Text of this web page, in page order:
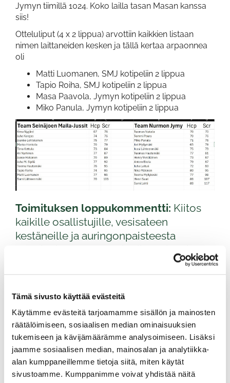
Tämä sivusto käyttää evästeitä
Käytämme evästeitä tarjoamamme sisällön ja mainosten
räätälöimiseen, sosiaalisen median ominaisuuksien
tukemiseen ja kävijämäärämme analysoimiseen. Lisäksi
jaamme sosiaalisen median, mainosalan ja analytiikka-
alan kumppaneillemme tietoja siitä, miten käytät
sivustoamme. Kumppanimme voivat yhdistää näitä
Jymyn tiimillä 1024. Koko lailla tasan Masan kanssa
siis!
Otteluliput (4 x 2 lippua) arvottiin kaikkien listaan
nimen laittaneiden kesken ja tällä kertaa arpaonnea
oli
Matti Luomanen, SMJ kotipeliin 2 lippua
Tapio Roiha, SMJ kotipeliin 2 lippua
Masa Paavola, Jymyn kotipeliin 2 lippua
Miko Panula, Jymyn kotipeliin 2 lippua
Toimituksen loppukommentti: Kiitos
kaikille osallistujille, vesisateen
kestäneille ja auringonpaisteesta
nauttineille. Onnea voittajille – ja teille
muille: harjoitukset alkavat huomenna!